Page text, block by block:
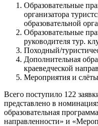
Образовательные
организатора
образовательной
Образовательные
руководителя тур.
Походный/
Дополнительная
краеведческой
Мероприятия и
Всего поступило 122
представлено в
образовательная
направленности» и